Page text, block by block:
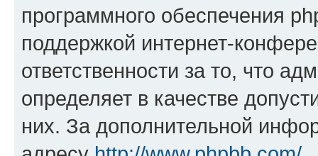
программного обеспечения
поддержкой интернет-
ответственности за то, что
определяет в качестве
них. За дополнительной